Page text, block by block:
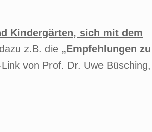
Kindergärten, sich mit dem
z.B. die „Empfehlungen zu
von Prof. Dr. Uwe Büsching,